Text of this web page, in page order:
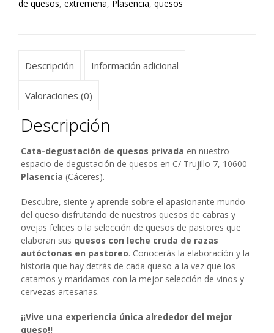
de quesos, extremeña, Plasencia, quesos
Descripción Información adicional
Valoraciones (0)
Descripción
Cata-degustación de quesos privada en nuestro
espacio de degustación de quesos en C/ Trujillo 7, 10600
Plasencia (Cáceres).
Descubre, siente y aprende sobre el apasionante mundo
del queso disfrutando de nuestros quesos de cabras y
ovejas felices o la selección de quesos de pastores que
elaboran sus quesos con leche cruda de razas
autóctonas en pastoreo. Conocerás la elaboración y la
historia que hay detrás de cada queso a la vez que los
catamos y maridamos con la mejor selección de vinos y
cervezas artesanas.
¡¡Vive una experiencia única alrededor del mejor
queso!!